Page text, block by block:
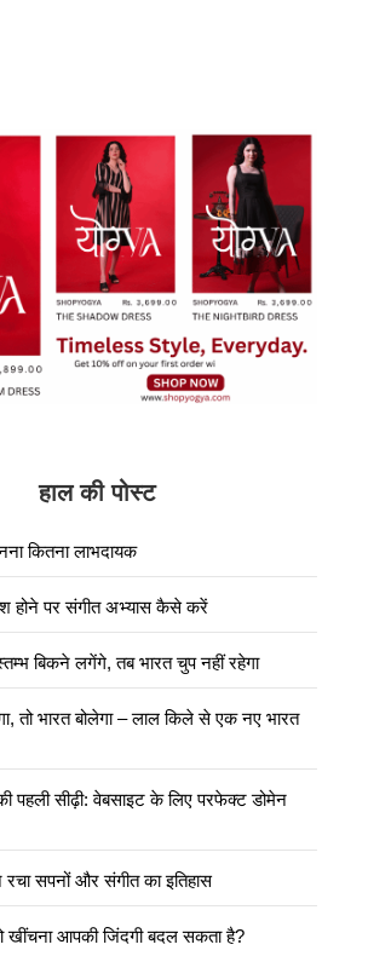
हाल की पोस्ट
कितना लाभदायक
होने पर संगीत अभ्यास कैसे करें
बिकने लगेंगे, तब भारत चुप नहीं रहेगा
तो भारत बोलेगा – लाल किले से एक नए भारत
पहली सीढ़ी: वेबसाइट के लिए परफेक्ट डोमेन
रचा सपनों और संगीत का इतिहास
खींचना आपकी जिंदगी बदल सकता है?